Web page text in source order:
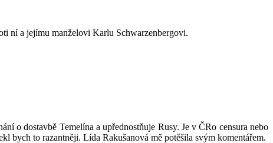
ní a jejímu manželovi Karlu Schwarzenbergovi.
o dostavbě Temelína a upřednostňuje Rusy. Je v ČRo censura nebo
bych to razantněji. Lída Rakušanová mě potěšila svým komentářem.